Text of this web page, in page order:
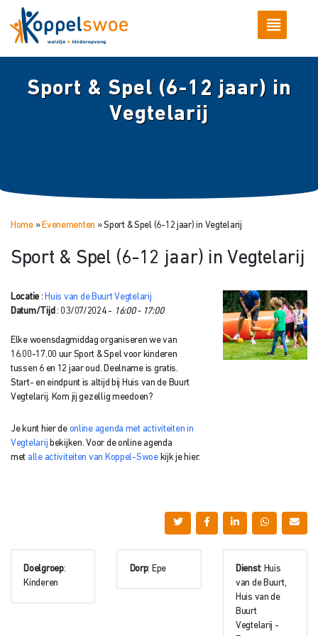
Sport & Spel (6-12 jaar) in
Vegtelarij
Home» Evenementen »Sport & Spel (6-12 jaar) in Vegtelarij
Sport & Spel (6-12 jaar) in Vegtelarij
Locatie : Huis van de Buurt Vegtelarij
Datum/Tijd : 03/07/2024 - 16:00 - 17:00
Elke woensdagmiddag organiseren we van
16.00-17.00 uur Sport & Spel voor kinderen
tussen 6 en 12 jaar oud. Deelname is gratis.
Start- en eindpunt is altijd bij Huis van de Buurt
Vegtelarij. Kom jij gezellig meedoen?
Je kunt hier de online agenda met activiteiten in
Vegtelarij bekijken. Voor de online agenda
met alle activiteiten van Koppel-Swoekijk je hier.
Doelgroep:
Kinderen
Dorp: Epe Dienst: Huis
van de Buurt,
Huis van de
Buurt
Vegtelarij -